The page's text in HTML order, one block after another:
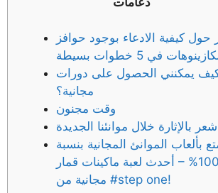
حول كيفية الادعاء بوجود حوافز
في 5 خطوات بسيطة
يمكنني الحصول على دورات
مجانية؟
وقت مجنون
اشعر بالإثارة خلال موانئنا الجديدة
بألعاب الموانئ المجانية بنسبة
100% – أحدث لعبة ماكينات قمار
مجانية من #step one!